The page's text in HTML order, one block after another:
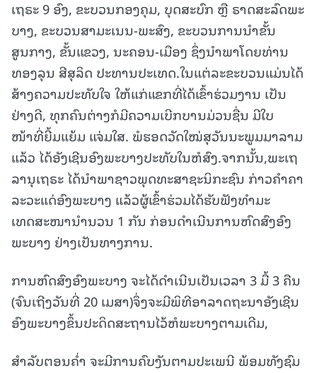
ເຖຣະ 9 ອົງ, ຂະບວນກອງຄຸມ, ບຸດສະບົກ ຫຼື ຣາດສະລົດພະ
ບາງ, ຂະບວນສາມະເນນ-ພະສົງ, ຂະບວນການນຳຂັ້ນ
ສູນກາງ, ຂັ້ນແຂວງ, ນະຄອນ-ເມືອງ ຊຶ່ງນຳພາໂດຍທ່ານ
ທອງລຸນ ສີສຸລິດ ປະທານປະເທດ.ໃນແຕ່ລະຂະບວນແມ່ນໄດ້
ສ້າງຄວາມປະທັບໃຈ ໃຫ້ແກ່ແຂກທີ່ໄດ້ເຂົ້າຮ່ວມງານ ເປັນ
ຢ່າງດີ, ທຸກຄົນຕ່າງກໍມີຄວາມເບີກບານມ່ວນຊື່ນ ມີໃບ
ໜ້າທີ່ຍີ້ມແຍ້ມ ແຈ່ມໃສ. ພໍຮອດວັດໃໝ່ສຸວັນນະພູມມາລາມ
ແລ້ວ ໄດ້ອັງເຊີນອົງພະບາງປະທັບໃນຫໍສົງ.ຈາກນັ້ນ,ພະເຖ
ລານຸເຖຣະ ໄດ້ນໍາພາຊາວພຸດທະສາຊະນິກະຊົນ ກ່າວຄຳຄາ
ລະວະແດ່ອົງພະບາງ ແລ້ວຜູ້ເຂົ້າຮ່ວມໄດ້ຮັບຟັງທໍາມະ
ເທດສະໜານຳນວນ 1 ກັນ ກ່ອນດຳເນີນການຫົດສົງອົງ
ພະບາງ ຢ່າງເປັນທາງການ.
ການຫົດສົງອົງພະບາງ ຈະໄດ້ດຳເນີນເປັນເວລາ 3 ມື້ 3 ຄືນ
(ຈົນເຖີງວັນທີ່ 20 ເມສາ)ຈຶ່ງຈະມີພິທີອາລາດຖະນາອັງເຊີນ
ອົງພະບາງຂຶ້ນປະດິດສະຖານໄວ້ຫໍພະບາງຕາມເດີມ,
ສໍາລັບຕອນຄໍ່າ ຈະມີການຄົບງັນຕາມປະເພນີ ພ້ອມທັງຊົມ